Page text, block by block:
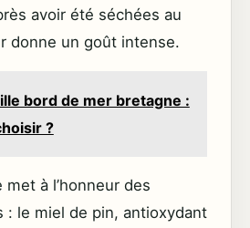
avoir été séchées au
donne un goût intense.
bord de mer bretagne :
?
met à l’honneur des
: le miel de pin, antioxydant